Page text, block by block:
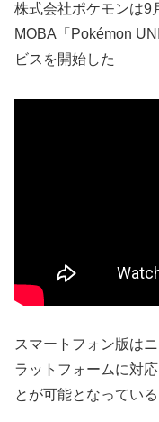
株式会社ポケモンは9
MOBA「Pokémon
ビスを開始した
スマートフォン版は
ラットフォームに対
とが可能となっている